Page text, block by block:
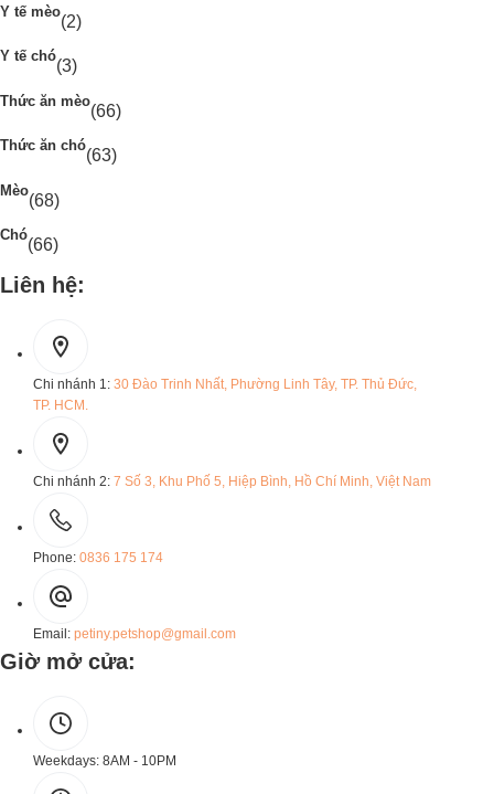
Y tế mèo
(2)
Y tế chó
(3)
Thức ăn mèo
(66)
Thức ăn chó
(63)
Mèo
(68)
Chó
(66)
Liên hệ:
Chi nhánh 1: 30 Đào Trinh Nhất, Phường Linh Tây, TP. Thủ Đức,
TP. HCM.
Chi nhánh 2: 7 Số 3, Khu Phố 5, Hiệp Bình, Hồ Chí Minh, Việt Nam
Phone: 0836 175 174
Email: petiny.petshop@gmail.com
Giờ mở cửa:
Weekdays: 8AM - 10PM